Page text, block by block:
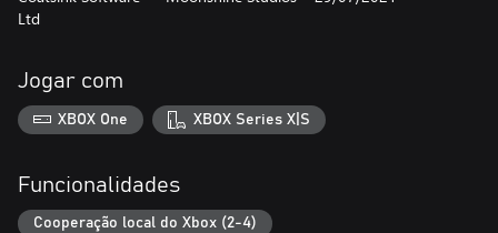
Ltd
Jogar com
XBOX One XBOX Series X|S
Funcionalidades
Cooperação local do Xbox (2-4)